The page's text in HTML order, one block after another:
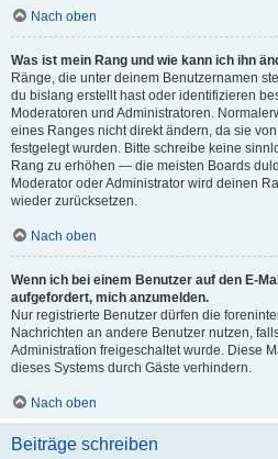
Nach oben
Was ist mein Rang und wie kann ich ihn
Ränge, die unter deinem Benutzernamen
du bislang erstellt hast oder identifizieren
Moderatoren und Administratoren.
eines Ranges nicht direkt ändern, da sie
festgelegt wurden. Bitte schreibe keine
Rang zu erhöhen — die meisten Boards
Moderator oder Administrator wird deinen
wieder zurücksetzen.
Nach oben
Wenn ich bei einem Benutzer auf den E-
aufgefordert, mich anzumelden.
Nur registrierte Benutzer dürfen die
Nachrichten an andere Benutzer nutzen,
Administration freigeschaltet wurde. Diese
dieses Systems durch Gäste verhindern.
Nach oben
Beiträge schreiben